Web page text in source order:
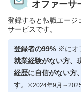
オファーサ
登録すると転職エージ
サービスです。
登録者の99% ※にオ
就業経験がない方、
経歴に自信がない方
す。 ※2024年9月～